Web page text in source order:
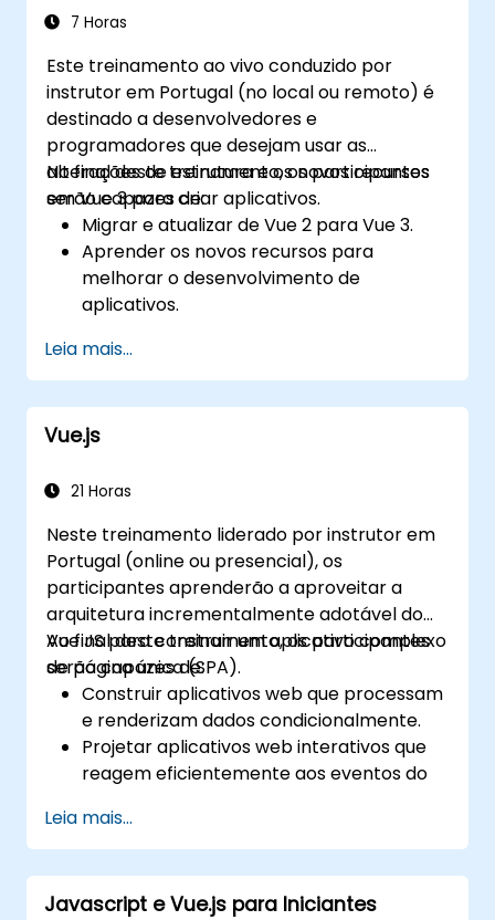
7 Horas
Este treinamento ao vivo conduzido por
instrutor em Portugal (no local ou remoto) é
destinado a desenvolvedores e
programadores que desejam usar as
alterações de estrutura e os novos recursos
em Vue 3 para criar aplicativos.
No final deste treinamento, os participantes
serão capazes de:
Migrar e atualizar de Vue 2 para Vue 3.
Aprender os novos recursos para
melhorar o desenvolvimento de
aplicativos.
confiáveis e de fácil manutenção.
Leia mais...
Vue.js
21 Horas
Neste treinamento liderado por instrutor em
Portugal (online ou presencial), os
participantes aprenderão a aproveitar a
arquitetura incrementalmente adotável do
Vue JS para construir um aplicativo complexo
de página única (SPA).
Ao final deste treinamento, os participantes
serão capazes de:
Construir aplicativos web que processam
e renderizam dados condicionalmente.
Projetar aplicativos web interativos que
reagem eficientemente aos eventos do
Escrever código modular e reutilizável.
Progressivamente desenvolver uma visão
em um aplicativo de página única
completo.
Leia mais...
Javascript e Vue.js para Iniciantes